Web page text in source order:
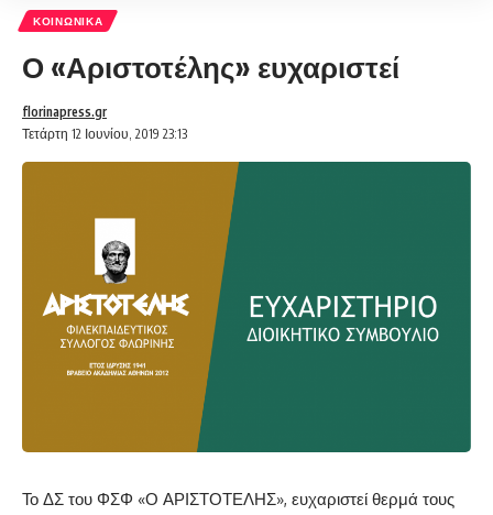
ΚΟΙΝΩΝΙΚΆ
Ο «Αριστοτέλης» ευχαριστεί
Τετάρτη 12 Ιουνίου, 2019 23:13
florinapress.gr
Το ΔΣ του ΦΣΦ «Ο ΑΡΙΣΤΟΤΕΛΗΣ», ευχαριστεί θερμά τους